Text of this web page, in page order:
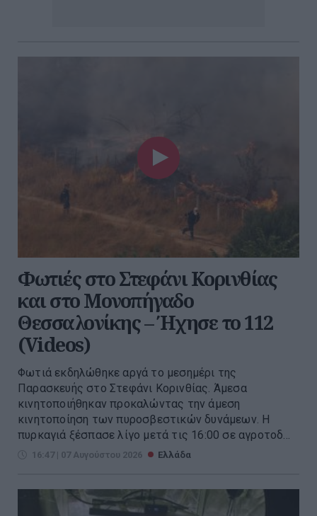
Φωτιές στο Στεφάνι Κορινθίας
και στο Μονοπήγαδο
Θεσσαλονίκης – Ήχησε το 112
(Videos)
Φωτιά εκδηλώθηκε αργά το μεσημέρι της
Παρασκευής στο Στεφάνι Κορινθίας. Άμεσα
κινητοποιήθηκαν προκαλώντας την άμεση
κινητοποίηση των πυροσβεστικών δυνάμεων. Η
πυρκαγιά ξέσπασε λίγο μετά τις 16:00 σε αγροτοδ...
16:47 | 07 Αυγούστου 2026 Ελλάδα